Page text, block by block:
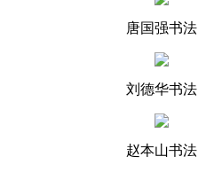
唐国强书法
刘德华书法
赵本山书法